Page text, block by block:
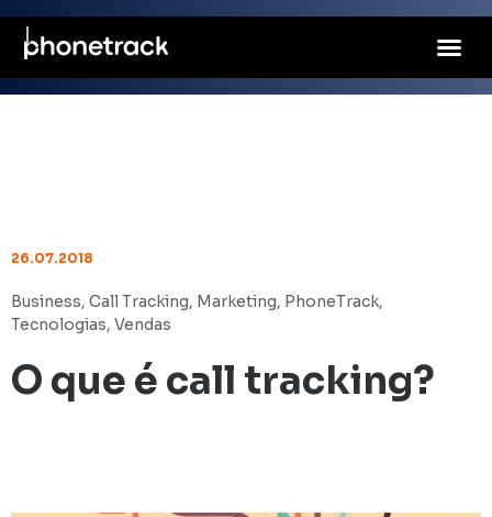
26.07.2018
Business, Call Tracking, Marketing, PhoneTrack,
Tecnologias, Vendas
O que é call tracking?